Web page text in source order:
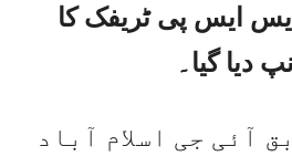
ایس پی ٹریفک کا
دیا گیا۔
آئی جی اسلام آباد